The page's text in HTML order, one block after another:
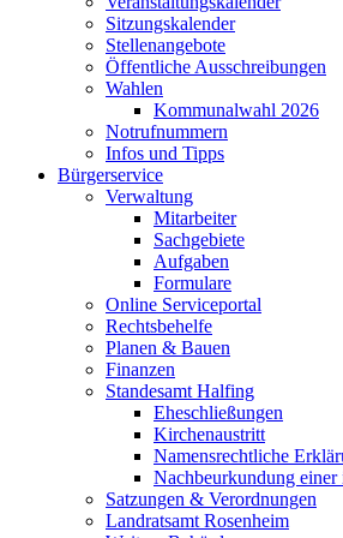
Sitzungskalender
Stellenangebote
Öffentliche Ausschreibungen
Wahlen
Kommunalwahl 2026
Notrufnummern
Infos und Tipps
Bürgerservice
Verwaltung
Mitarbeiter
Sachgebiete
Aufgaben
Formulare
Online Serviceportal
Rechtsbehelfe
Planen & Bauen
Finanzen
Standesamt Halfing
Eheschließungen
Kirchenaustritt
Namensrechtliche
Nachbeurkundung einer
Satzungen & Verordnungen
Landratsamt Rosenheim